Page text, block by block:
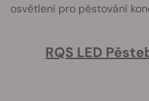
osvětlení pro pěstování
RQS LED